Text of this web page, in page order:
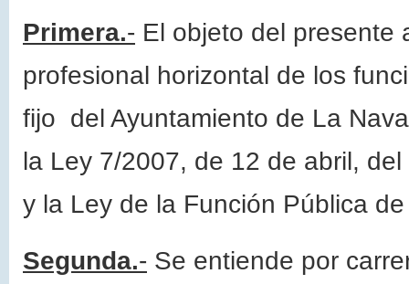
Primera.- El objeto del presente
profesional horizontal de los
fijo del Ayuntamiento de La
la Ley 7/2007, de 12 de abril,
y la Ley de la Función Pública
Segunda.- Se entiende por